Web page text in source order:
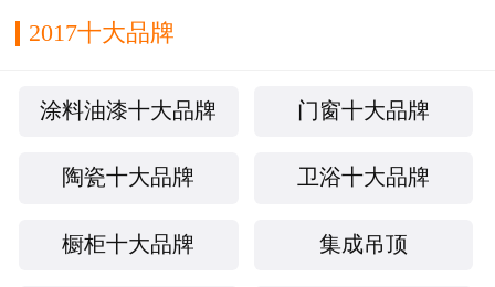
2017十大品牌
涂料油漆十大品牌 门窗十大品牌
陶瓷十大品牌 卫浴十大品牌
橱柜十大品牌 集成吊顶